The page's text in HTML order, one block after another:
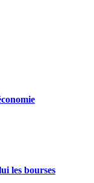
les bourses